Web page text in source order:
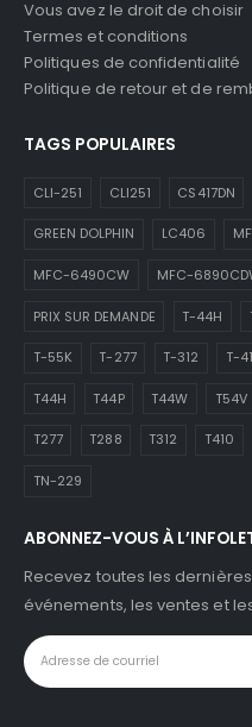
Vous avez le droit de choisir
Termes et conditions
Politiques de confidentialité
Politique de retour et de
TAGS POPULAIRES
CLI-251 CLI251 CS417DN
GREEN DOLPHIN LC406
MFC-6490CW MFC-
PRIX SUR DEMANDE T-44H
T-55K T-277 T-312 T-
T44H T44P T44W T54V
T277 T288 T312 T410
TN-229
ABONNEZ-VOUS À
Recevez toutes les
événements, les ventes et